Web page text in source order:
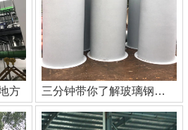
方 三分钟带你了解玻璃钢管道